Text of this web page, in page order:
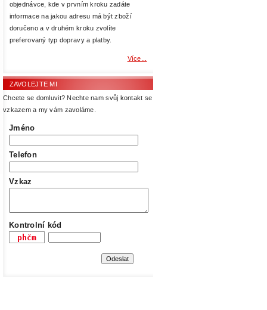
objednávce, kde v prvním kroku zadáte
informace na jakou adresu má být zboží
doručeno a v druhém kroku zvolíte
preferovaný typ dopravy a platby.
Více...
ZAVOLEJTE MI
Chcete se domluvit? Nechte nam svůj kontakt se
vzkazem a my vám zavoláme.
Jméno
Telefon
Vzkaz
Kontrolní kód